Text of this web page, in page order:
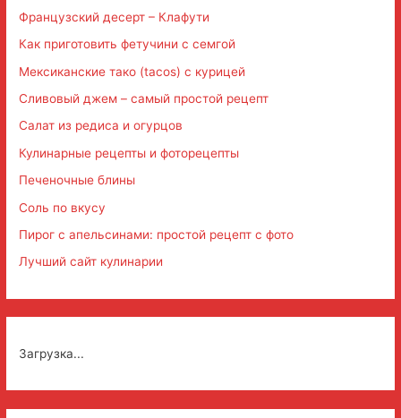
Французский десерт – Клафути
Как приготовить фетучини с семгой
Мексиканские тако (tacos) с курицей
Сливовый джем – самый простой рецепт
Салат из редиса и огурцов
Кулинарные рецепты и фоторецепты
Печеночные блины
Соль по вкусу
Пирог с апельсинами: простой рецепт с фото
Лучший сайт кулинарии
Загрузка...